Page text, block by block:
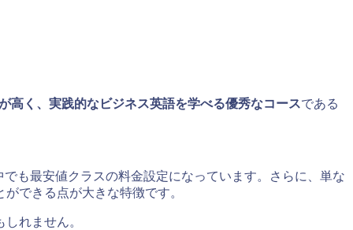
高く、実践的なビジネス英語を学べる優秀なコースである
も最安値クラスの料金設定になっています。さらに、単な
できる点が大きな特徴です。
れません。